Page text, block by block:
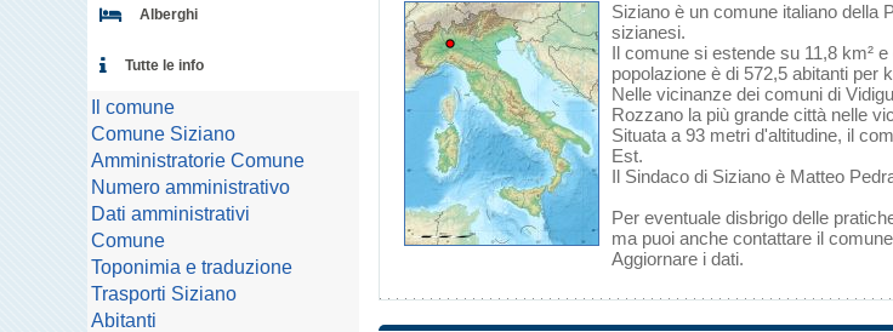
Siziano è un comune italiano della
sizianesi.
Il comune si estende su 11,8 km²
popolazione è di 572,5 abitanti per
Nelle vicinanze dei comuni di
Rozzano la più grande città nelle
Situata a 93 metri d'altitudine, il
Est.
Il Sindaco di Siziano è Matteo
Per eventuale disbrigo delle
ma puoi anche contattare il
Aggiornare i dati.
Alberghi
Tutte le info
Il comune
Comune Siziano
Amministratorie Comune
Numero amministrativo
Dati amministrativi
Comune
Toponimia e traduzione
Trasporti Siziano
Abitanti